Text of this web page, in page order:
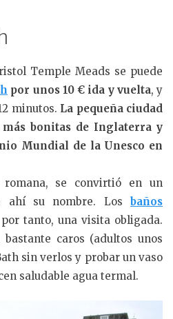
Temple Meads se puede
por unos 10 € ida y vuelta, y
minutos. La pequeña ciudad
más bonitas de Inglaterra y
Mundial de la Unesco en
se convirtió en un
ahí su nombre. Los baños
tanto, una visita obligada.
caros (adultos unos
sin verlos y probar un vaso
saludable agua termal.